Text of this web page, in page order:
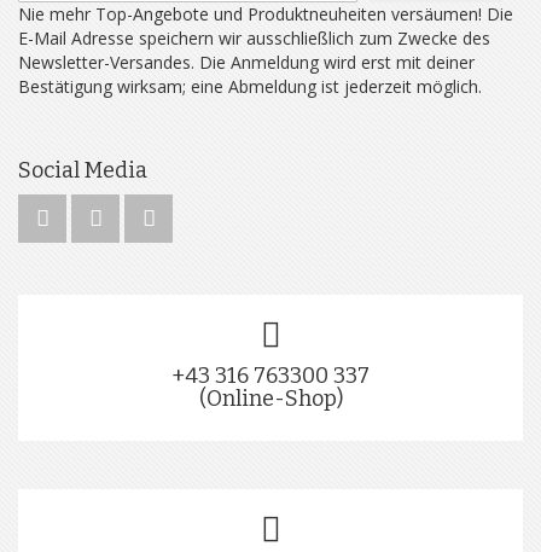
Nie mehr Top-Angebote und Produktneuheiten versäumen! Die
E-Mail Adresse speichern wir ausschließlich zum Zwecke des
Newsletter-Versandes. Die Anmeldung wird erst mit deiner
Bestätigung wirksam; eine Abmeldung ist jederzeit möglich.
Social Media
+43 316 763300 337
(Online-Shop)